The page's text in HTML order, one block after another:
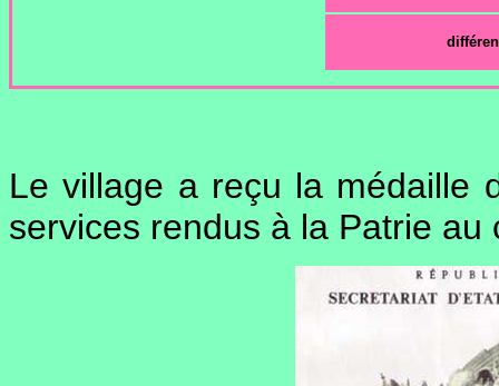
Le village a reçu la médaille
services rendus à la Patrie